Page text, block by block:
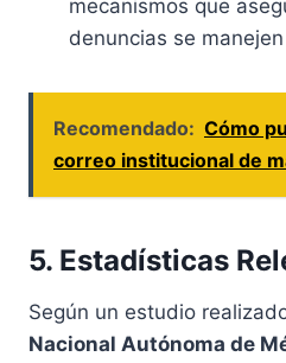
mecanismos que
denuncias se
Recomendado: Cómo
correo institucional de
5. Estadísticas
Según un estudio
Nacional Autónoma de